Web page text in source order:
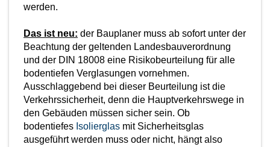
werden.
Das ist neu: der Bauplaner muss ab sofort unter der
Beachtung der geltenden Landesbauverordnung
und der DIN 18008 eine Risikobeurteilung für alle
bodentiefen Verglasungen vornehmen.
Ausschlaggebend bei dieser Beurteilung ist die
Verkehrssicherheit, denn die Hauptverkehrswege in
den Gebäuden müssen sicher sein. Ob
bodentiefes Isolierglas mit Sicherheitsglas
ausgeführt werden muss oder nicht, hängt also